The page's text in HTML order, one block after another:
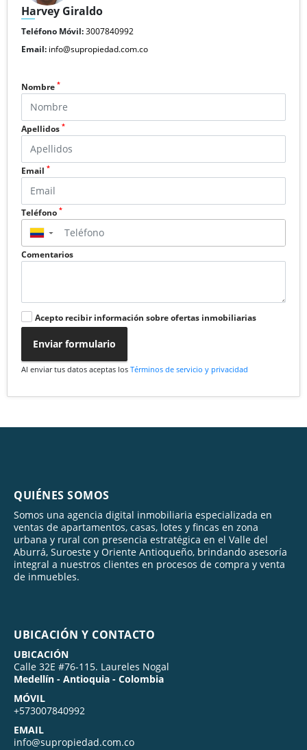
Harvey Giraldo
Teléfono Móvil:3007840992
Email: info@supropiedad.com.co
Nombre *
Apellidos *
Email *
Teléfono *
▼
Comentarios
Acepto recibir información sobre ofertas inmobiliarias
Enviar formulario
Al enviar tus datos aceptas los Términos de servicio y privacidad
QUIÉNES SOMOS
Somos una agencia digital inmobiliaria especializada en
ventas de apartamentos, casas, lotes y fincas en zona
urbana y rural con presencia estratégica en el Valle del
Aburrá, Suroeste y Oriente Antioqueño, brindando asesoría
integral a nuestros clientes en procesos de compra y venta
de inmuebles.
UBICACIÓN Y CONTACTO
UBICACIÓN
Calle 32E #76-115. Laureles Nogal
Medellín - Antioquia - Colombia
MÓVIL
+573007840992
EMAIL
info@supropiedad.com.co